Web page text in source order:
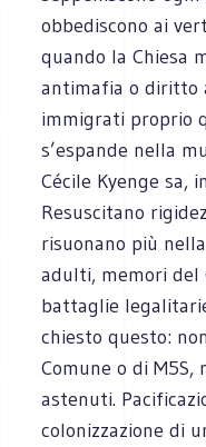
obbediscono ai
quando la Chiesa
antimafia o diritto
immigrati proprio
s’espande nella
Cécile Kyenge sa,
Resuscitano
risuonano più
adulti, memori del
battaglie
chiesto questo:
Comune o di
astenuti.
colonizzazione di